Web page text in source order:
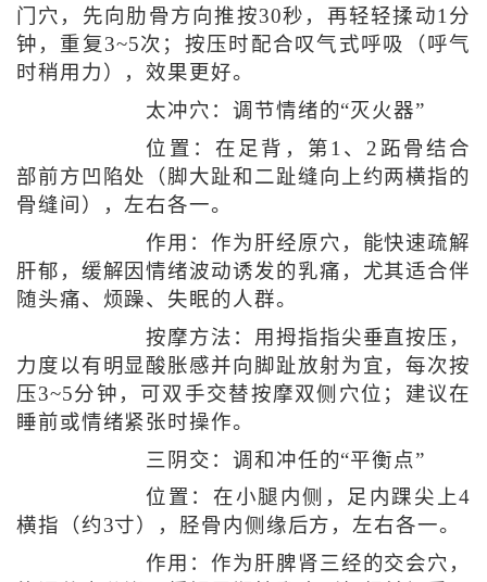
门穴，先向肋骨方向推按30秒，再轻轻揉动1分
钟，重复3~5次；按压时配合叹气式呼吸（呼气
时稍用力），效果更好。
太冲穴：调节情绪的“灭火器”
位置：在足背，第1、2跖骨结合
部前方凹陷处（脚大趾和二趾缝向上约两横指的
骨缝间），左右各一。
作用：作为肝经原穴，能快速疏解
肝郁，缓解因情绪波动诱发的乳痛，尤其适合伴
随头痛、烦躁、失眠的人群。
按摩方法：用拇指指尖垂直按压，
力度以有明显酸胀感并向脚趾放射为宜，每次按
压3~5分钟，可双手交替按摩双侧穴位；建议在
睡前或情绪紧张时操作。
三阴交：调和冲任的“平衡点”
位置：在小腿内侧，足内踝尖上4
横指（约3寸），胫骨内侧缘后方，左右各一。
作用：作为肝脾肾三经的交会穴，